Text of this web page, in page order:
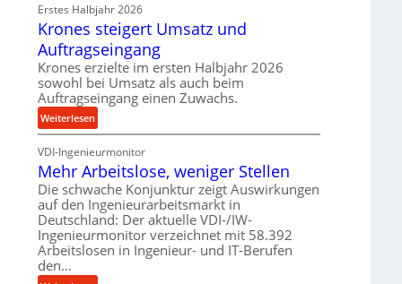
o
z
s
s
r
i
e
b
u
n
d
H
y
d
r
a
u
i
k
r
ä
i
s
e
u
n
a
n
g
e
Erstes Halbjahr 2026
Krones steigert Umsatz und
Auftragseingang
Krones erzielte im ersten Halbjahr 2026
sowohl bei Umsatz als auch beim
Auftragseingang einen Zuwachs.
Weiterlesen:
K
r
o
n
e
s
s
t
VDI-Ingenieurmonitor
Mehr Arbeitslose, weniger Stellen
Die schwache Konjunktur zeigt Auswirkungen
auf den Ingenieurarbeitsmarkt in
Deutschland: Der aktuelle VDI-/IW-
Ingenieurmonitor verzeichnet mit 58.392
Arbeitslosen in Ingenieur- und IT-Berufen
den…